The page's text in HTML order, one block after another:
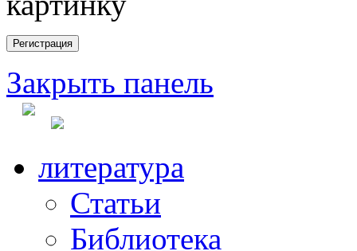
Закрыть панель
литература
Статьи
Библиотека